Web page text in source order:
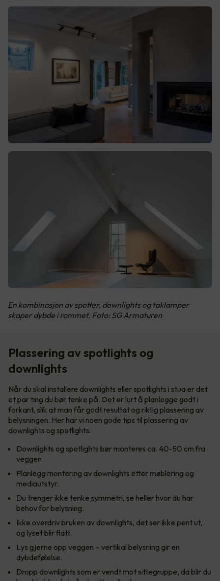
En kombinasjon av spotter, downlights og taklamper
skaper dybde i rommet. Foto: SG Armaturen
Plassering av spotlights og
downlights
Når du skal installere downlights eller spotlights i stua er det
et par ting du bør tenke på. Det er lurt å planlegge godt i
forkant, slik at man får godt resultat og riktig plassering av
belysningen. Her har vi noen gode tips til plassering av
downlights og spotlights:
Downlights og spotlights bør monteres ca. 40-50 cm fra
veggen.
Planlegg montering av downlights etter møblering og
mediautstyr.
Du trenger ikke tenke symmetri, se heller hvor du har
behov for belysning.
Ikke overdriv bruken av downlights, det ser ikke pent ut,
og lyset blir flatt.
Lys gjerne opp veggen – vertikal belysning gir en
dybdefølelse.
Dropp downlights som er vendt mot sittegruppe, da blir du